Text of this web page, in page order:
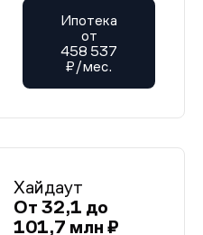
Ипотека
от
458 537
₽/мес.
Хайдаут
От 32,1 до
101,7 млн ₽